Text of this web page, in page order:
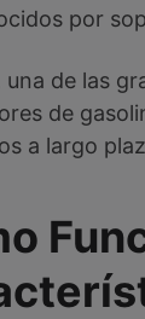
por
una de las
de
a largo